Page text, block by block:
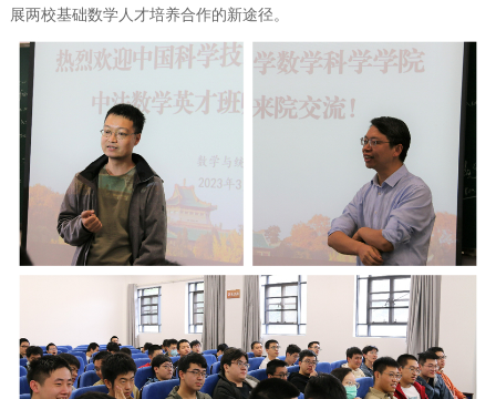
展两校基础数学人才培养合作的新途径。